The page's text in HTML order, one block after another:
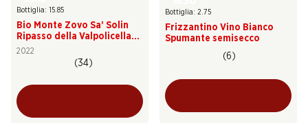
Bottiglia: 15.85
Bio Monte Zovo Sa’ Solin
Ripasso della Valpolicella
DOC Superiore
2022
(34)
Bottiglia: 2.75
Frizzantino Vino Bianco
Spumante semisecco
(6)